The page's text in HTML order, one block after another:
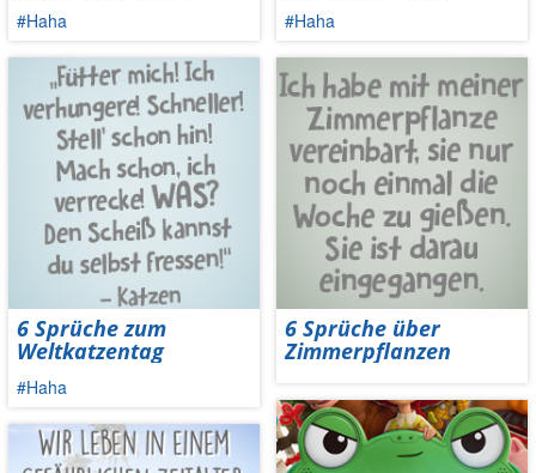
#Haha
6 Sprüche zum
Weltkatzentag
#Haha
#Haha
6 Sprüche über
Zimmerpflanzen